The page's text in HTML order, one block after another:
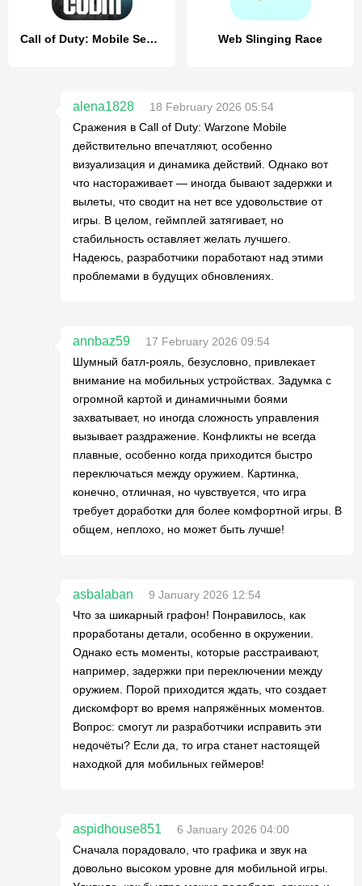
Call of Duty: Mobile Season 4 Web Slinging Race
alena1828
18 February 2026 05:54
Сражения в Call of Duty: Warzone Mobile
действительно впечатляют, особенно
визуализация и динамика действий. Однако вот
что настораживает — иногда бывают задержки и
вылеты, что сводит на нет все удовольствие от
игры. В целом, геймплей затягивает, но
стабильность оставляет желать лучшего.
Надеюсь, разработчики поработают над этими
проблемами в будущих обновлениях.
annbaz59
17 February 2026 09:54
Шумный батл-рояль, безусловно, привлекает
внимание на мобильных устройствах. Задумка с
огромной картой и динамичными боями
захватывает, но иногда сложность управления
вызывает раздражение. Конфликты не всегда
плавные, особенно когда приходится быстро
переключаться между оружием. Картинка,
конечно, отличная, но чувствуется, что игра
требует доработки для более комфортной игры. В
общем, неплохо, но может быть лучше!
asbalaban
9 January 2026 12:54
Что за шикарный графон! Понравилось, как
проработаны детали, особенно в окружении.
Однако есть моменты, которые расстраивают,
например, задержки при переключении между
оружием. Порой приходится ждать, что создает
дискомфорт во время напряжённых моментов.
Вопрос: смогут ли разработчики исправить эти
недочёты? Если да, то игра станет настоящей
находкой для мобильных геймеров!
aspidhouse851
6 January 2026 04:00
Сначала порадовало, что графика и звук на
довольно высоком уровне для мобильной игры.